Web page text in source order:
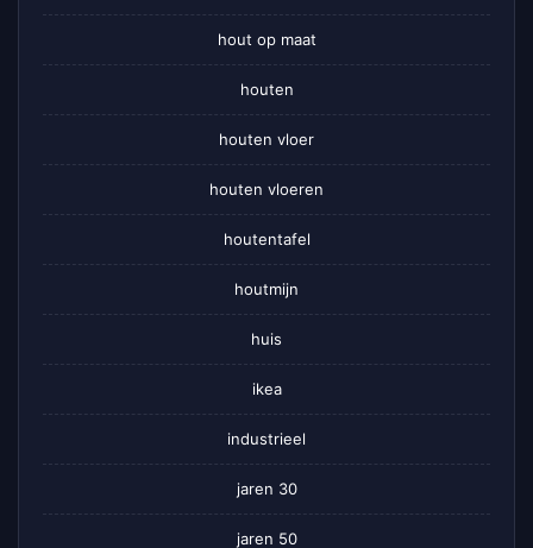
hout op maat
houten
houten vloer
houten vloeren
houtentafel
houtmijn
huis
ikea
industrieel
jaren 30
jaren 50